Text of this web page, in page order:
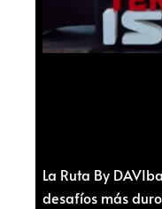
La Ruta By
desafíos más